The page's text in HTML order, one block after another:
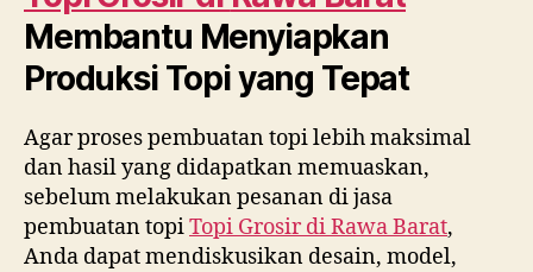
Membantu Menyiapkan
Produksi Topi yang Tepat
Agar proses pembuatan topi lebih maksimal
dan hasil yang didapatkan memuaskan,
sebelum melakukan pesanan di jasa
pembuatan topiTopi Grosir diRawa Barat,
Anda dapat mendiskusikan desain, model,